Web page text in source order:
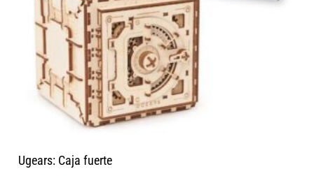
Ugears: Caja fuerte